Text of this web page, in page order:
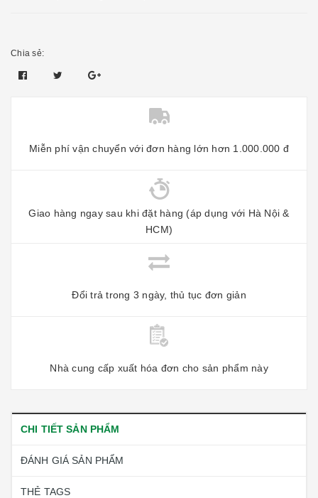
Chia sẻ:
Miễn phí vận chuyển với đơn hàng lớn hơn 1.000.000 đ
Giao hàng ngay sau khi đặt hàng (áp dụng với Hà Nội &
HCM)
Đổi trả trong 3 ngày, thủ tục đơn giản
Nhà cung cấp xuất hóa đơn cho sản phẩm này
CHI TIẾT SẢN PHẨM
ĐÁNH GIÁ SẢN PHẨM
THẺ TAGS